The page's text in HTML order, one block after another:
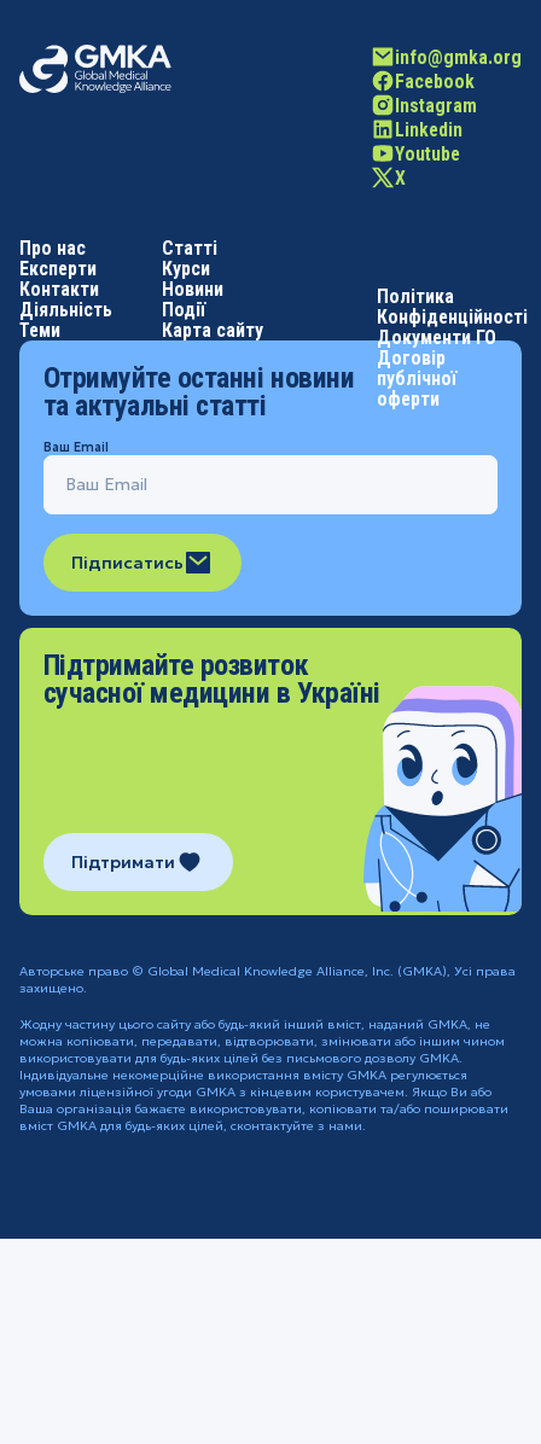
Про нас
Експерти
Контакти
Діяльність
Теми
Статті
Курси
Новини
Події
Карта сайту
Facebook
Instagram
Linkedin
Youtube
X
info@gmka.org
Політика
Конфіденційності
Документи ГО
Договір
публічної
оферти
Авторське право © Global Medical Knowledge Alliance, Inc. (GMKA), Усі права
захищено.
Жодну частину цього сайту або будь-який інший вміст, наданий GMKA, не
можна копіювати, передавати, відтворювати, змінювати або іншим чином
використовувати для будь-яких цілей без письмового дозволу GMKA.
Індивідуальне некомерційне використання вмісту GMKA регулюється
умовами ліцензійної угоди GMKA з кінцевим користувачем. Якщо Ви або
Ваша організація бажаєте використовувати, копіювати та/або поширювати
вміст GMKA для будь-яких цілей, сконтактуйте з нами.
Отримуйте останні новини
та актуальні статті
Ваш Email
Підписатись
Підтримайте розвиток
сучасної медицини в Україні
Підтримати